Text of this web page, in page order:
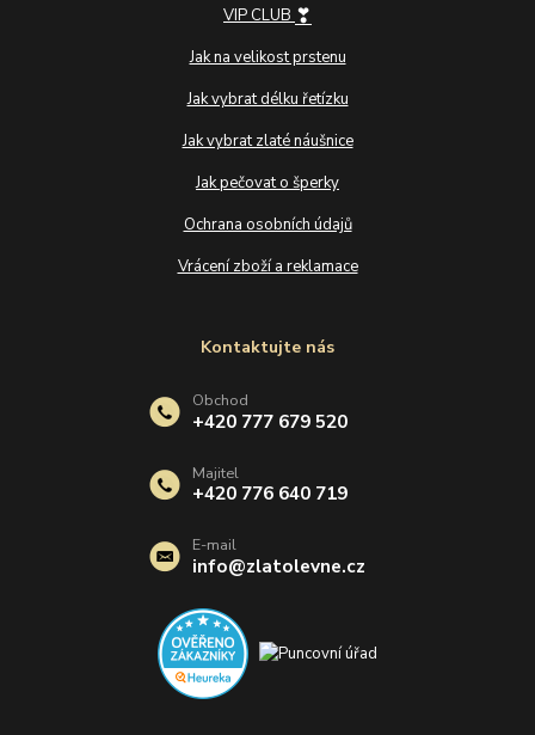
VIP CLUB ❣
Jak na velikost prstenu
Jak vybrat délku řetízku
Jak vybrat zlaté náušnice
Jak pečovat o šperky
Ochrana osobních údajů
Vrácení zboží a reklamace
Kontaktujte nás
Obchod
+420 777 679 520
Majitel
+420 776 640 719
E-mail
info@zlatolevne.cz